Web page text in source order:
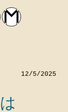
12/5/2025